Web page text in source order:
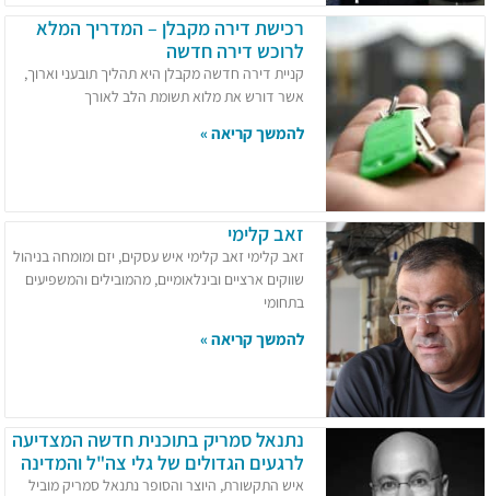
רכישת דירה מקבלן – המדריך המלא
לרוכש דירה חדשה
קניית דירה חדשה מקבלן היא תהליך תובעני וארוך,
אשר דורש את מלוא תשומת הלב לאורך
להמשך קריאה »
זאב קלימי
זאב קלימי זאב קלימי איש עסקים, יזם ומומחה בניהול
שווקים ארציים ובינלאומיים, מהמובילים והמשפיעים
בתחומי
להמשך קריאה »
נתנאל סמריק בתוכנית חדשה המצדיעה
לרגעים הגדולים של גלי צה"ל והמדינה
איש התקשורת, היוצר והסופר נתנאל סמריק מוביל